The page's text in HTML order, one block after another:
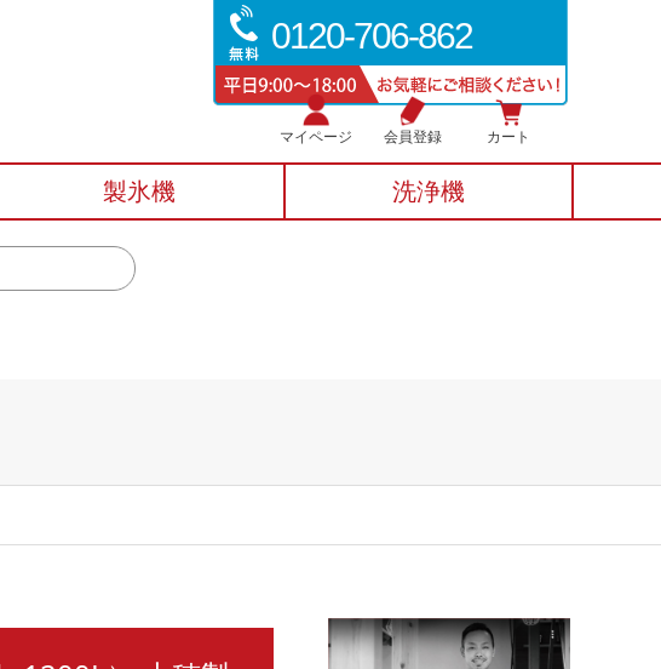
0120-706-862
マイページ 会員登録 カート
製氷機 洗浄機